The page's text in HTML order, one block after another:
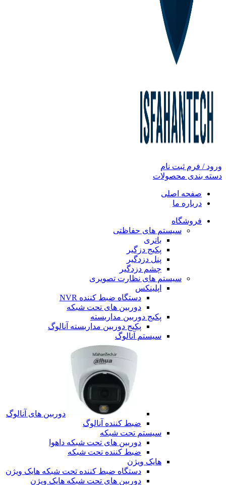
ورود / فرم ثبت نام
دسته بندی محصولات
صفحه اصلی
درباره ما
فروشگاه
سیستم های حفاظتی
باتری
پکیج دزگیر
پنل دزدگیر
چشم دزدگیر
سیستم های نظارت تصویری
اپلینکس
دستگاه ضبط کننده NVR
دوربین های تحت شبکه
پکیج دوربین مداربسته
پکیج دوربین مداربسته آنالوگ
سیستم آنالوگ
دوربین های آنالوگ
ضبط کننده آنالوگ
سیستم تحت شبکه
دوربین های تحت شبکه داهوا
ضبط کننده تحت شبکه
هایک ویژن
دستگاه ضبط کننده تحت شبکه هایک ویژن
دوربین های تحت شبکه هایک ویژن